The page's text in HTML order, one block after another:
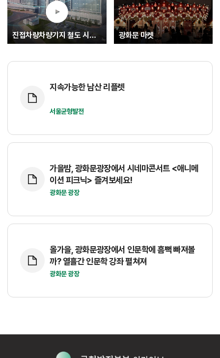
진접차량차량기지 철도 시험운행(최종) 광화문 마켓
지속가능한 남산 리플렛
서울균형발전
가을밤, 광화문광장에서 시네마콘서트 <애니메
이션 피크닉> 즐겨보세요!
광화문 광장
올가을, 광화문광장에서 인문학에 흠뻑 빠져볼
까? 열흘간 인문학 강좌 펼쳐져
광화문 광장